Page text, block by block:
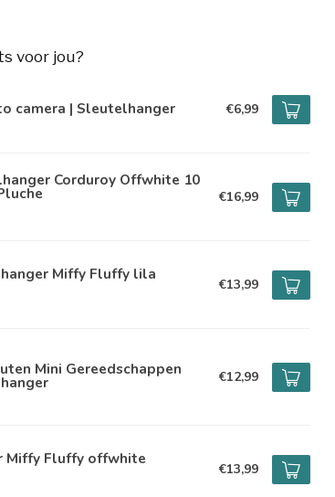
voor jou?
camera | Sleutelhanger €6,99
Corduroy Offwhite 10
€16,99
Miffy Fluffy lila
€13,99
Mini Gereedschappen €12,99
Miffy Fluffy offwhite
€13,99